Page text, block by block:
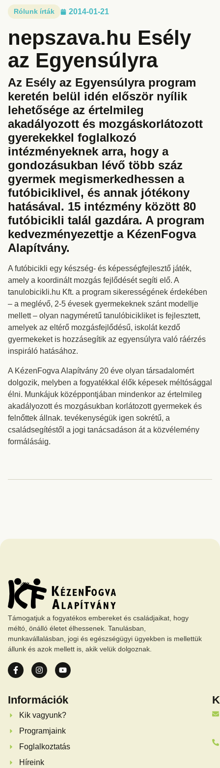
Rólunk írták 2014-01-21
nepszava.hu Esély
az Egyensúlyra
Az Esély az Egyensúlyra program
keretén belül idén először nyílik
lehetősége az értelmileg
akadályozott és mozgáskorlátozott
gyerekekkel foglalkozó
intézményeknek arra, hogy a
gondozásukban lévő több száz
gyermek megismerkedhessen a
futóbiciklivel, és annak jótékony
hatásával. 15 intézmény között 80
futóbicikli talál gazdára. A program
kedvezményezettje a KézenFogva
Alapítvány.
A futóbicikli egy készség- és képességfejlesztő játék,
amely a koordinált mozgás fejlődését segíti elő. A
tanulobicikli.hu Kft. a program sikerességének érdekében
– a meglévő, 2-5 évesek gyermekeknek szánt modellje
mellett – olyan nagyméretű tanulóbicikliket is fejlesztett,
amelyek az eltérő mozgásfejlődésű, iskolát kezdő
gyermekeket is hozzásegítik az egyensúlyra való ráérzés
inspiráló hatásához.
A KézenFogva Alapítvány 20 éve olyan társadalomért
dolgozik, melyben a fogyatékkal élők képesek méltósággal
élni. Munkájuk középpontjában mindenkor az értelmileg
akadályozott és mozgásukban korlátozott gyermekek és
felnőttek állnak. tevékenységük igen sokrétű, a
családsegítéstől a jogi tanácsadáson át a közvélemény
formálásáig.
Támogatjuk a fogyatékos embereket és családjaikat, hogy
méltó, önálló életet élhessenek. Tanulásban,
munkavállalásban, jogi és egészségügyi ügyekben is mellettük
állunk és azok mellett is, akik velük dolgoznak.
Információk
Kik vagyunk?
Programjaink
Foglalkoztatás
Híreink